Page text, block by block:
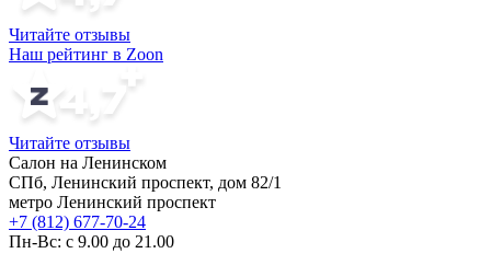
Читайте отзывы
Наш рейтинг в Zoon
Читайте отзывы
Салон на Ленинском
СПб, Ленинский проспект, дом 82/1
метро Ленинский проспект
+7 (812) 677-70-24
Пн-Вс: с 9.00 до 21.00